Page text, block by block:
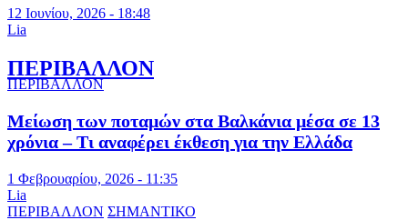
12 Ιουνίου, 2026 - 18:48
Lia
ΠΕΡΙΒΑΛΛΟΝ
ΠΕΡΙΒΑΛΛΟΝ
Μείωση των ποταμών στα Βαλκάνια μέσα σε 13
χρόνια – Τι αναφέρει έκθεση για την Ελλάδα
1 Φεβρουαρίου, 2026 - 11:35
Lia
ΠΕΡΙΒΑΛΛΟΝ ΣΗΜΑΝΤΙΚΟ